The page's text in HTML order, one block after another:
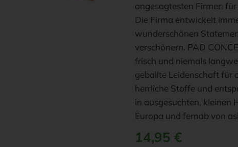
angesagtesten Firmen
Die Firma entwickelt
wunderschönen
verschönern. PAD
frisch und niemals
geballte Leidenschaft für
herrliche Stoffe und
in ausgesuchten, kleinen
Europa und fernab von
14,95 €